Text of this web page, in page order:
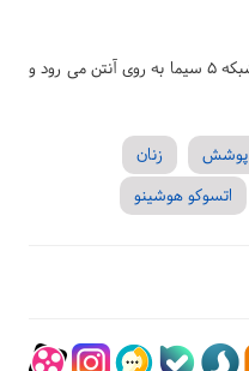
لازم بذکر است برنامه تلویزیونی چراغ در فصل سوم، در روزهای یکشنبه و سه شنبه حوالی ساعت 22 از شبکه 5 سیما به روی آنتن می رود و
پوشش
زنان
اتسوکو هوشینو